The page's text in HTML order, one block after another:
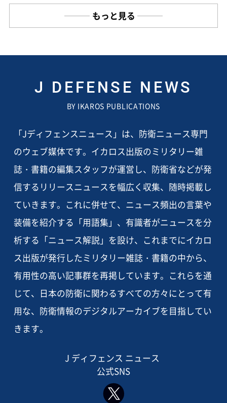
もっと見る
J DEFENSE NEWS
BY IKAROS PUBLICATIONS
「Jディフェンスニュース」は、防衛ニュース専門
のウェブ媒体です。イカロス出版のミリタリー雑
誌・書籍の編集スタッフが運営し、防衛省などが発
信するリリースニュースを幅広く収集、随時掲載し
ていきます。これに併せて、ニュース頻出の言葉や
装備を紹介する「用語集」、有識者がニュースを分
析する「ニュース解説」を設け、これまでにイカロ
ス出版が発行したミリタリー雑誌・書籍の中から、
有用性の高い記事群を再掲しています。これらを通
じて、日本の防衛に関わるすべての方々にとって有
用な、防衛情報のデジタルアーカイブを目指してい
きます。
J ディフェンス ニュース
公式SNS